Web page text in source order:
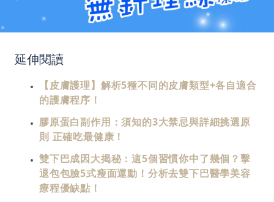
延伸閱讀
【皮膚護理】解析5種不同的皮膚類型+各自適合
的護膚程序！
膠原蛋白副作用：須知的3大禁忌與詳細挑選原
則 正確吃最健康！
雙下巴成因大揭秘：這5個習慣你中了幾個？擊
退包包臉5式瘦面運動！分析去雙下巴醫學美容
療程優缺點！